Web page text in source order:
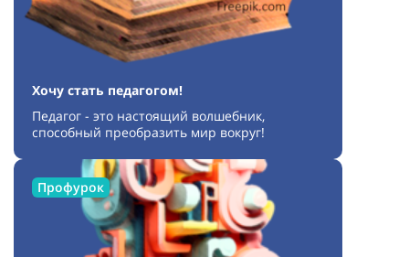
Хочу стать педагогом!
Педагог - это настоящий волшебник,
способный преобразить мир вокруг!
Профурок